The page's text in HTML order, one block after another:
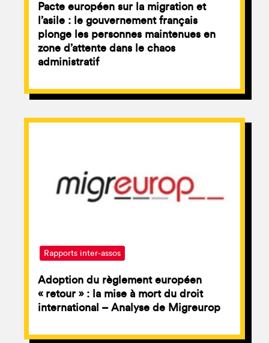
Pacte européen sur la migration et
l’asile : le gouvernement français
plonge les personnes maintenues en
zone d’attente dans le chaos
administratif
Rapports inter-assos
Adoption du règlement européen
« retour » : la mise à mort du droit
international – Analyse de Migreurop